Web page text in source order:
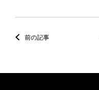
前の記事